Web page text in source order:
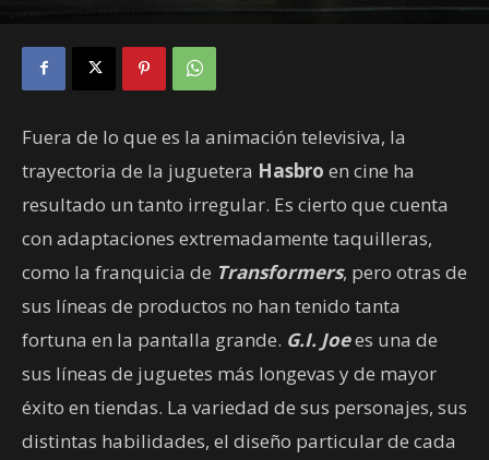
Fuera de lo que es la animación televisiva, la
trayectoria de la juguetera Hasbro en cine ha
resultado un tanto irregular. Es cierto que cuenta
con adaptaciones extremadamente taquilleras,
como la franquicia de Transformers, pero otras de
sus líneas de productos no han tenido tanta
fortuna en la pantalla grande. G.I. Joees una de
sus líneas de juguetes más longevas y de mayor
éxito en tiendas. La variedad de sus personajes, sus
distintas habilidades, el diseño particular de cada